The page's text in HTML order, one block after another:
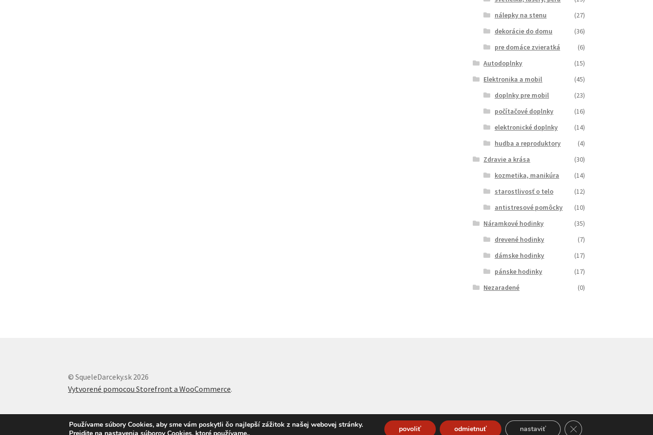
nálepky na stenu
(27)
dekorácie do domu
(36)
pre domáce zvieratká
(6)
Autodoplnky
(15)
Elektronika a mobil
(45)
doplnky pre mobil
(23)
počítačové doplnky
(16)
elektronické doplnky
(14)
hudba a reproduktory
(4)
Zdravie a krása
(30)
kozmetika, manikúra
(14)
starostlivosť o telo
(12)
antistresové pomôcky
(10)
Náramkové hodinky
(35)
drevené hodinky
(7)
dámske hodinky
(17)
pánske hodinky
(17)
Nezaradené
(0)
© SqueleDarceky.sk 2026
Vytvorené pomocou Storefront a WooCommerce.
Používame súbory Cookies, aby sme vám poskytli čo najlepší zážitok z našej webovej stránky.
povoliť odmietnuť nastaviť Close GDPR Cookie